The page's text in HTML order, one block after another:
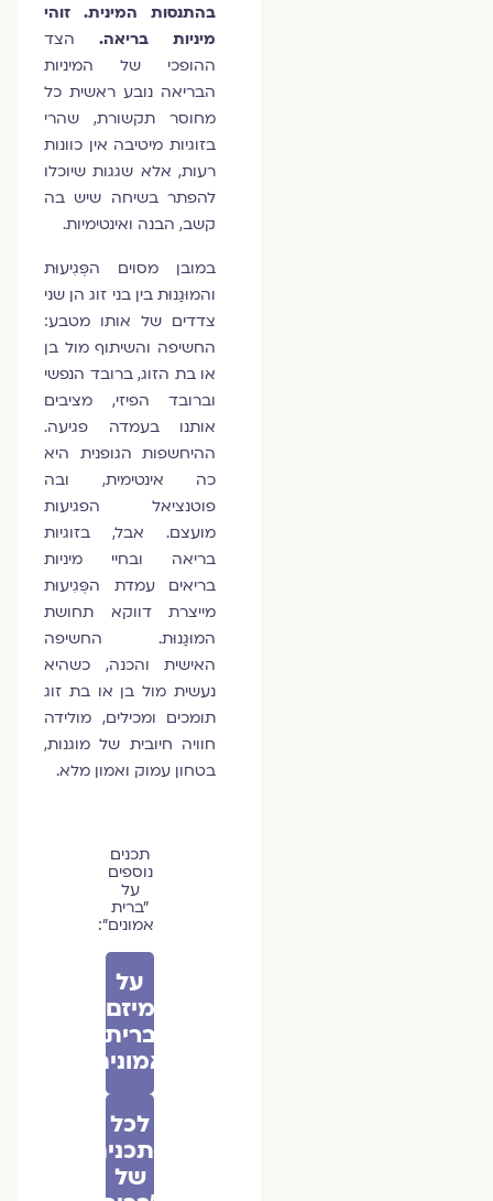
בהתנסות המינית. זוהי
מיניות בריאה.הצד
ההופכי של המיניות
הבריאה נובע ראשית כל
מחוסר תקשורת, שהרי
בזוגיות מיטיבה אין כוונות
רעות, אלא שגגות שיוכלו
להפתר בשיחה שיש בה
קשב, הבנה ואינטימיות.
במובן מסוים הפְּגִיעוּת
והמוּגַנוּת בין בני זוג הן שני
צדדים של אותו מטבע:
החשיפה והשיתוף מול בן
או בת הזוג, ברובד הנפשי
וברובד הפיזי, מציבים
אותנו בעמדה פגיעה.
ההיחשפות הגופנית היא
כה אינטימית, ובה
פוטנציאל הפגיעות
מועצם. אבל, בזוגיות
בריאה ובחיי מיניות
בריאים עמדת הפְּגִיעוּת
מייצרת דווקא תחושת
המוּגַנוּת. החשיפה
האישית והכנה, כשהיא
נעשית מול בן או בת זוג
תומכים ומכילים, מולידה
חוויה חיובית של מוגנות,
בטחון עמוק ואמון מלא.
תכנים
נוספים
על
״ברית
אמונים״:
על
מיזם
ברית
אמונים
לכל
התכנים
של